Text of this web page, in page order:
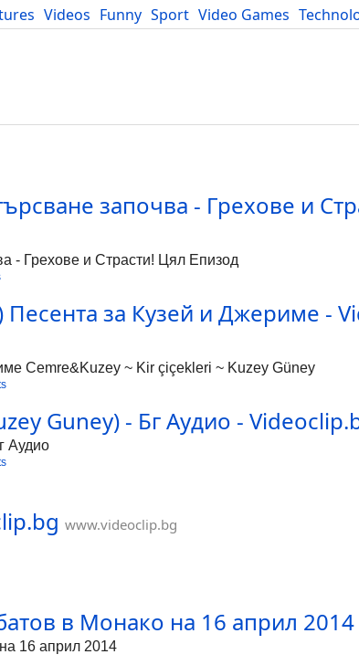
Videos Funny Sport Video Games
Blog
започва - Грехове и
- Грехове и Страсти! Цял Епизод
за Кузей и Джериме -
Cemre&Kuzey ~ Kir çiçekleri ~ Kuzey Güney
Guney) - Бг Аудио -
Аудио
www.videoclip.bg
в Монако на 16 април 2014
16 април 2014